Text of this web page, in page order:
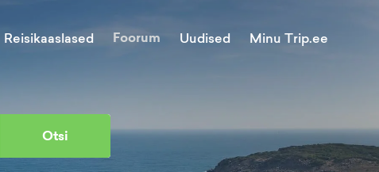
Reisikaaslased Foorum Uudised Minu Trip.ee
Otsi